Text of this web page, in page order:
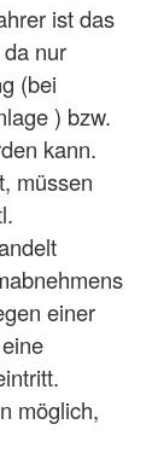
ist das
nur
(bei
) bzw.
kann.
müssen
einer
möglich,